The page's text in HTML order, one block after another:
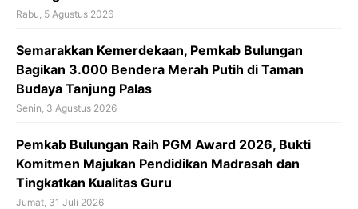
Rabu, 5 Agustus 2026
Semarakkan Kemerdekaan, Pemkab Bulungan
Bagikan 3.000 Bendera Merah Putih di Taman
Budaya Tanjung Palas
Senin, 3 Agustus 2026
Pemkab Bulungan Raih PGM Award 2026, Bukti
Komitmen Majukan Pendidikan Madrasah dan
Tingkatkan Kualitas Guru
Jumat, 31 Juli 2026